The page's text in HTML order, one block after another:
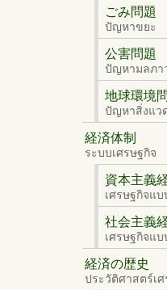
ごみ問題
ปัญหาขยะ
公害問題
ปัญหามลภา
地球環境
ปัญหาสิ่งแว
経済体制
ระบบเศรษฐกิจ
資本主義
เศรษฐกิจแ
社会主義
เศรษฐกิจแ
経済の歴史
ประวัติศาสตร์เ